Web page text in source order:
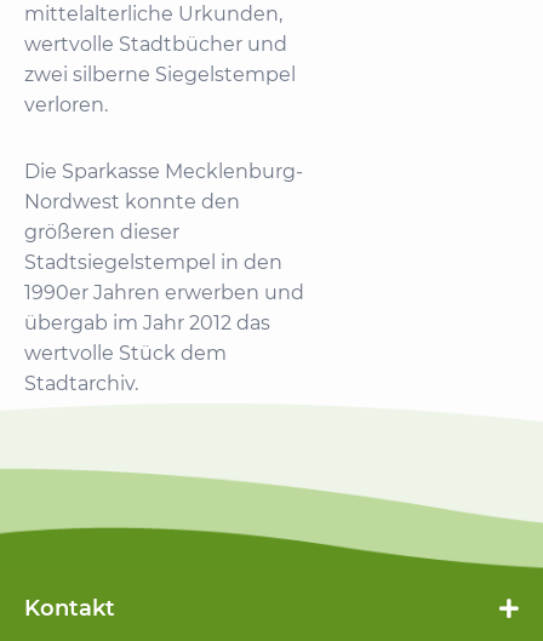
mittelalterliche Urkunden,
wertvolle Stadtbücher und
zwei silberne Siegelstempel
verloren.
Die Sparkasse Mecklenburg-
Nordwest konnte den
größeren dieser
Stadtsiegelstempel in den
1990er Jahren erwerben und
übergab im Jahr 2012 das
wertvolle Stück dem
Stadtarchiv.
Kontakt